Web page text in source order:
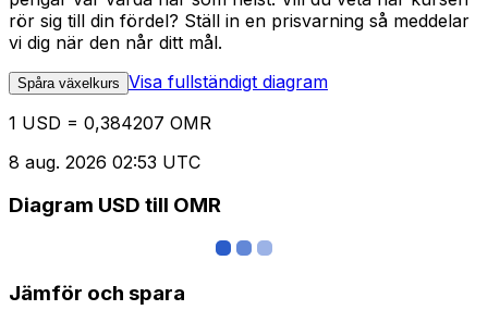
rör sig till din fördel? Ställ in en prisvarning så meddelar
vi dig när den når ditt mål.
Spåra växelkurs Visa fullständigt diagram
1 USD = 0,384207 OMR
8 aug. 2026 02:53 UTC
Diagram USD till OMR
Jämför och spara